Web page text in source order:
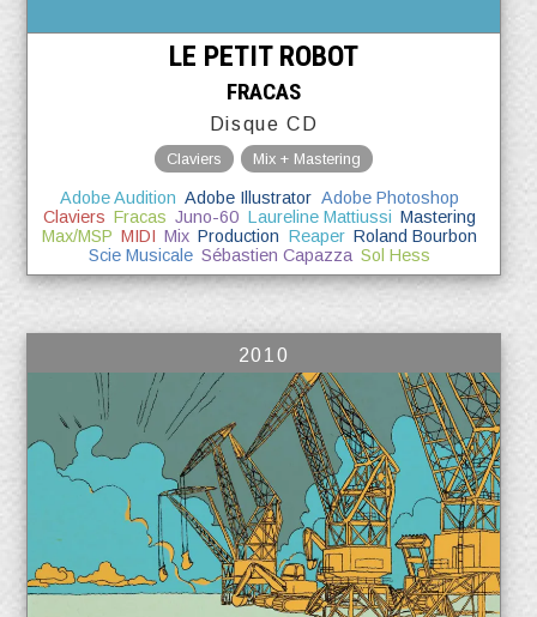
LE PETIT ROBOT
FRACAS
Disque CD
Claviers Mix + Mastering
Adobe Audition Adobe Illustrator Adobe Photoshop
Claviers Fracas Juno-60 Laureline Mattiussi Mastering
Max/MSP MIDI Mix Production Reaper Roland Bourbon
Scie Musicale Sébastien Capazza Sol Hess
2010